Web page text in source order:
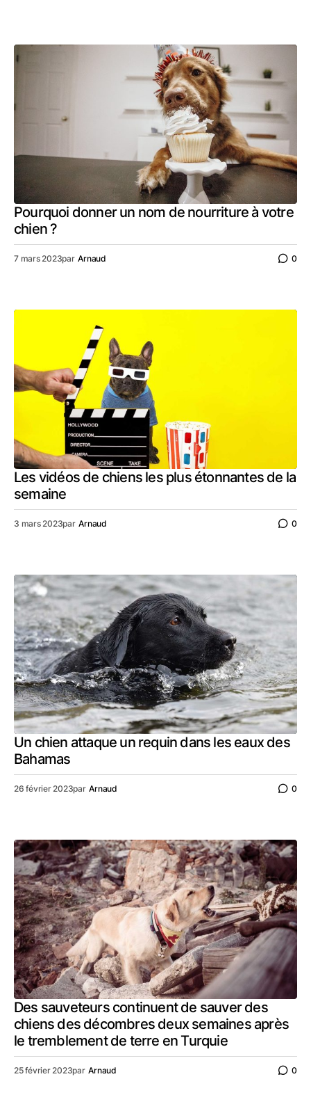
Pourquoi donner un nom de nourriture à votre
chien ?
7 mars 2023par Arnaud 0
Les vidéos de chiens les plus étonnantes de la
semaine
3 mars 2023par Arnaud 0
Un chien attaque un requin dans les eaux des
Bahamas
26 février 2023par Arnaud 0
Des sauveteurs continuent de sauver des
chiens des décombres deux semaines après
le tremblement de terre en Turquie
25 février 2023par Arnaud 0